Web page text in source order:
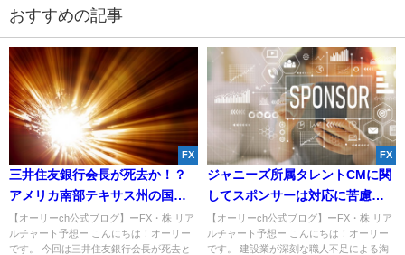
おすすめの記事
FX
三井住友銀行会長が死去か！？
アメリカ南部テキサス州の国境
で戦争勃発！
【オーリーch公式ブログ】ーFX・株 リア
ルチャート予想ー こんにちは！オーリー
です。 今回は三井住友銀行会長が死去と
FX
ジャニーズ所属タレントCMに関
してスポンサーは対応に苦慮
か。
【オーリーch公式ブログ】ーFX・株 リア
ルチャート予想ー こんにちは！オーリー
です。 建設業が深刻な職人不足による淘